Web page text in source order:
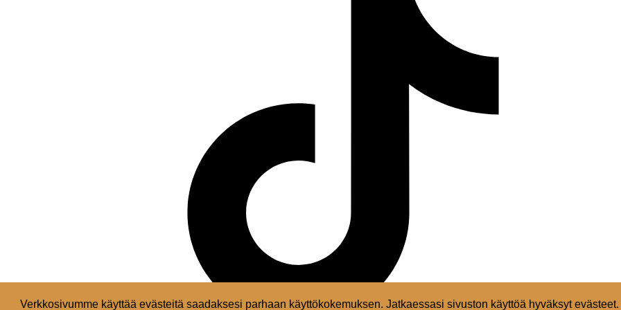
Verkkosivumme käyttää evästeitä saadaksesi parhaan käyttökokemuksen. Jatkaessasi sivuston käyttöä hyväksyt evästeet.